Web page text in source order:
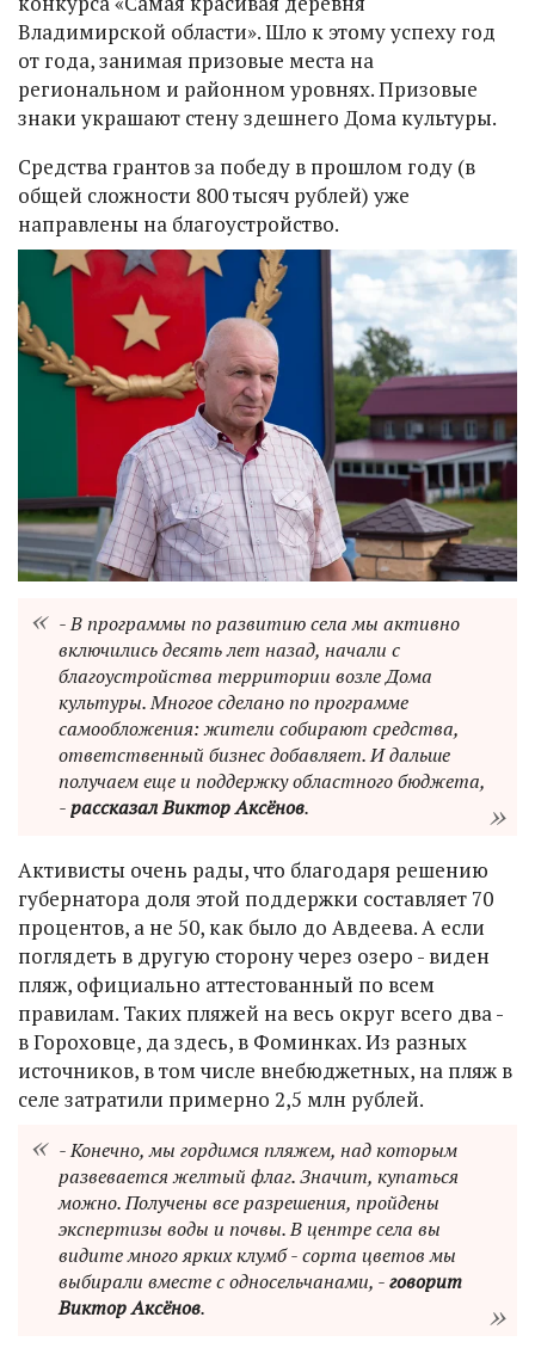
Владимирской области». Шло к этому успеху год
от года, занимая призовые места на
региональном и районном уровнях. Призовые
знаки украшают стену здешнего Дома культуры.
Средства грантов за победу в прошлом году (в
общей сложности 800 тысяч рублей) уже
направлены на благоустройство.
- В программы по развитию села мы активно
включились десять лет назад, начали с
благоустройства территории возле Дома
культуры. Многое сделано по программе
самообложения: жители собирают средства,
ответственный бизнес добавляет. И дальше
получаем еще и поддержку областного бюджета,
-рассказал Виктор Аксёнов.
Активисты очень рады, что благодаря решению
губернатора доля этой поддержки составляет 70
процентов, а не 50, как было до Авдеева. А если
поглядеть в другую сторону через озеро - виден
пляж, официально аттестованный по всем
правилам. Таких пляжей на весь округ всего два -
в Гороховце, да здесь, в Фоминках. Из разных
источников, в том числе внебюджетных, на пляж в
селе затратили примерно 2,5 млн рублей.
- Конечно, мы гордимся пляжем, над которым
развевается желтый флаг. Значит, купаться
можно. Получены все разрешения, пройдены
экспертизы воды и почвы. В центре села вы
видите много ярких клумб - сорта цветов мы
выбирали вместе с односельчанами, -говорит
Виктор Аксёнов.